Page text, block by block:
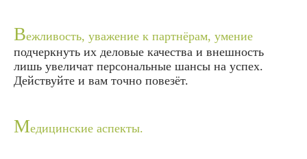
Вежливость, уважение к партнёрам, умение
подчеркнуть их деловые качества и внешность
лишь увеличат персональные шансы на успех.
Действуйте и вам точно повезёт.
Медицинские аспекты.